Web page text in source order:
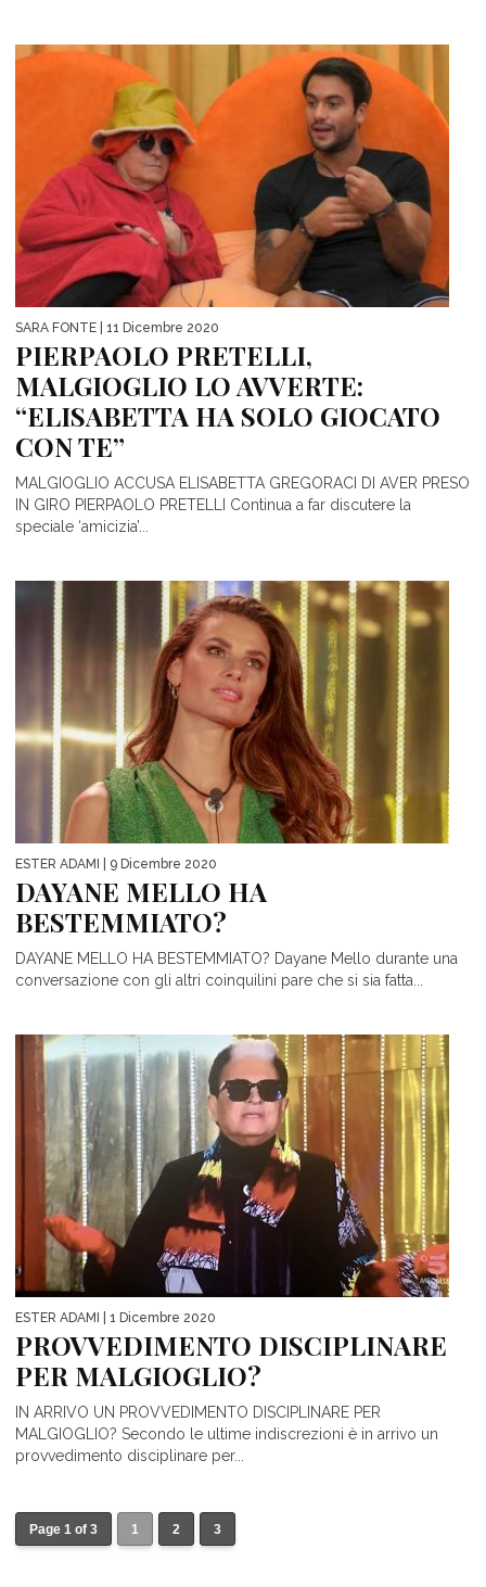
SARA FONTE | 11 Dicembre 2020
PIERPAOLO PRETELLI,
MALGIOGLIO LO AVVERTE:
“ELISABETTA HA SOLO GIOCATO
CON TE”
MALGIOGLIO ACCUSA ELISABETTA GREGORACI DI AVER PRESO
IN GIRO PIERPAOLO PRETELLI Continua a far discutere la
speciale ‘amicizia’...
ESTER ADAMI | 9 Dicembre 2020
DAYANE MELLO HA
BESTEMMIATO?
DAYANE MELLO HA BESTEMMIATO? Dayane Mello durante una
conversazione con gli altri coinquilini pare che si sia fatta...
ESTER ADAMI | 1 Dicembre 2020
PROVVEDIMENTO DISCIPLINARE
PER MALGIOGLIO?
IN ARRIVO UN PROVVEDIMENTO DISCIPLINARE PER
MALGIOGLIO? Secondo le ultime indiscrezioni è in arrivo un
provvedimento disciplinare per...
Page 1 of 3 1 2 3